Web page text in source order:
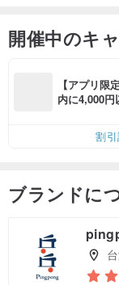
開催中のキ
【アプリ限
内に4,000
割
ブランドに